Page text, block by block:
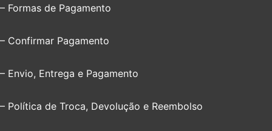
– Formas de Pagamento
– Confirmar Pagamento
– Envio, Entrega e Pagamento
– Política de Troca, Devolução e Reembolso